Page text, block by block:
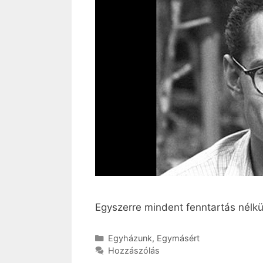
Egyszerre mindent fenntartás
Kategória
Egyházunk, Egymásért
Hozzászólás